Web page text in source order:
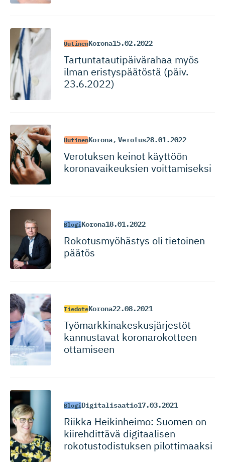
UutinenKorona15.02.2022
Tartuntatau­ti­päi­värahaa myös
ilman eristyspäätöstä (päiv.
23.6.2022)
UutinenKorona, Verotus28.01.2022
Verotuksen keinot käyttöön
koronavai­keuksien voittamiseksi
BlogiKorona18.01.2022
Rokotusmyö­hästys oli tietoinen
päätös
TiedoteKorona22.08.2021
Työmarkki­na­kes­kus­jär­jestöt
kannustavat koronarokotteen
ottamiseen
BlogiDigitalisaatio17.03.2021
Riikka Heikinheimo: Suomen on
kiirehdittävä digitaalisen
rokotusto­dis­tuksen pilottimaaksi